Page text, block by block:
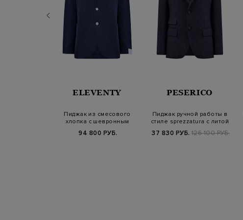
ELEVENTY
Пиджак из смесового
хлопка с шевронным
94 800 РУБ.
PESERICO
Пиджак ручной работы в
стиле sprezzatura с литой
37 830 РУБ. 126 100 РУБ.